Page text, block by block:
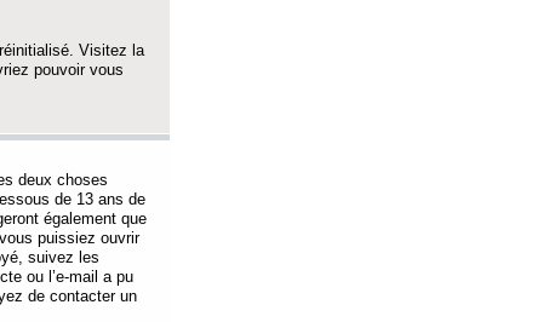
Visitez la
pouvoir vous
deux choses
de 13 ans de
également que
puissiez ouvrir
suivez les
ou l’e-mail a pu
de contacter un